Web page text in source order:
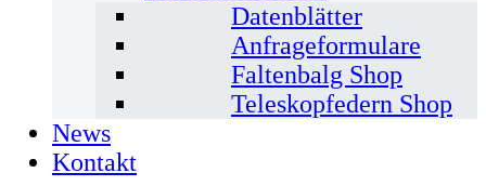
Datenblätter
Anfrageformulare
Faltenbalg Shop
Teleskopfedern Shop
News
Kontakt